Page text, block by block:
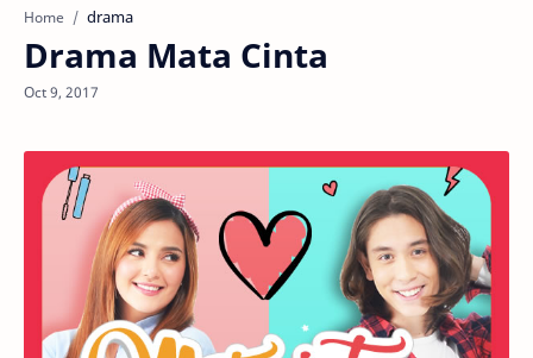
Home drama
Drama Mata Cinta